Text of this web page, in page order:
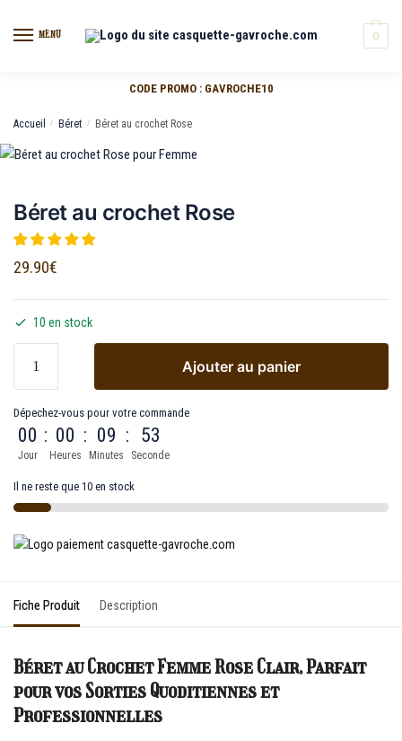
MENU 0
CODE PROMO : GAVROCHE10
Accueil / Béret / Béret au crochet Rose
Béret au crochet Rose
29.90€
10 en stock
Ajouter au panier
Dépechez-vous pour votre commande
00
Jour
: 00
Heures
: 09
Minutes
: 53
Seconde
Il ne reste que 10 en stock
Fiche Produit Description
Béret au Crochet Femme Rose Clair, Parfait
pour vos Sorties Quoditiennes et
Professionnelles